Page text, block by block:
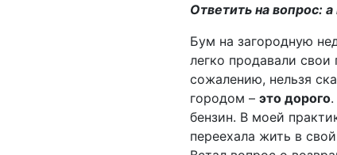
Ответить на вопрос:
Бум на загородную
легко продавали
сожалению, нельзя
городом – это дорого
бензин. В моей
переехала жить в